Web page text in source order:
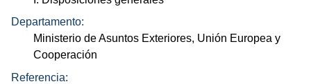
Departamento:
Ministerio de Asuntos Exteriores, Unión Europea y
Cooperación
Referencia: